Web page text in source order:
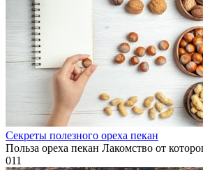
Секреты полезного ореха пекан
Польза ореха пекан Лакомство от
011